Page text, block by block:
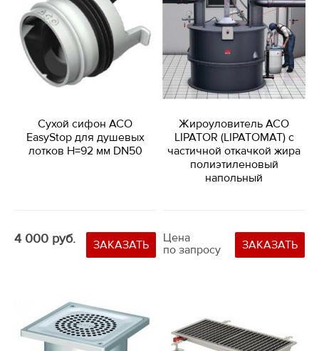
Сухой сифон ACO
EasyStop для душевых
лотков Н=92 мм DN50
4 000 руб. ЗАКАЗАТЬ
Жироуловитель ACO
LIPATOR (LIPATOMAT) с
частичной откачкой жира
полиэтиленовый
напольный
Цена
по запросу
ЗАКАЗАТЬ